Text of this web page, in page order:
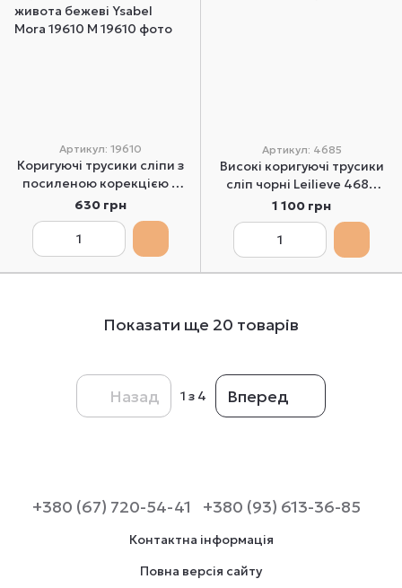
Артикул: 19610
Коригуючі трусики сліпи з
посиленою корекцією в
області живота бежеві
Ysabel Mora 19610 M
630 грн
Артикул: 4685
Високі коригуючі трусики
сліп чорні Leilieve 4685
2/S
1 100 грн
Показати ще 20 товарів
Назад 1 з 4 Вперед
+380 (67) 720-54-41 +380 (93) 613-36-85
Контактна інформація
Повна версія сайту